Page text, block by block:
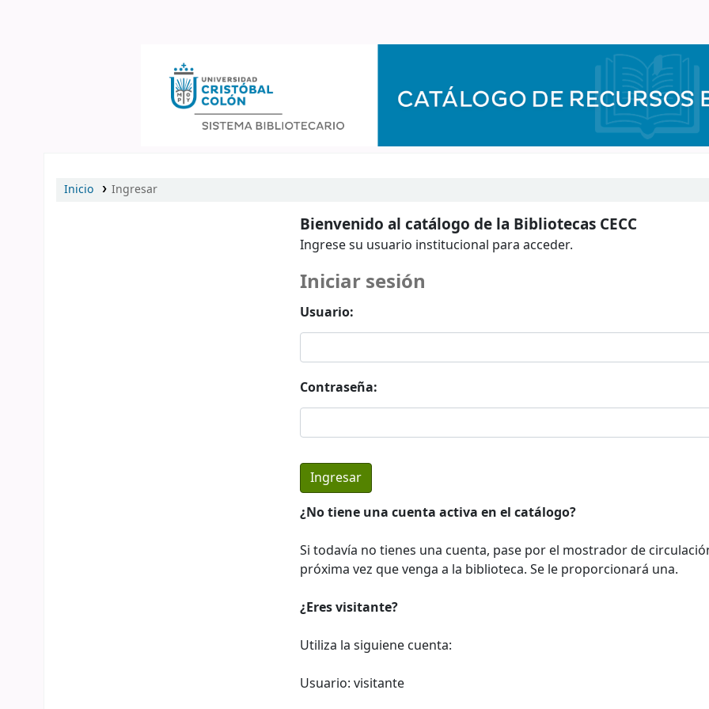
Inicio Ingresar
Bienvenido al catálogo de la Bibliotecas CECC
Ingrese su usuario institucional para acceder.
Iniciar sesión
Usuario:
Contraseña:
¿No tiene una cuenta activa en el catálogo?
Si todavía no tienes una cuenta, pase por el mostrador de
próxima vez que venga a la biblioteca. Se le proporcionará una.
¿Eres visitante?
Utiliza la siguiene cuenta:
Usuario: visitante